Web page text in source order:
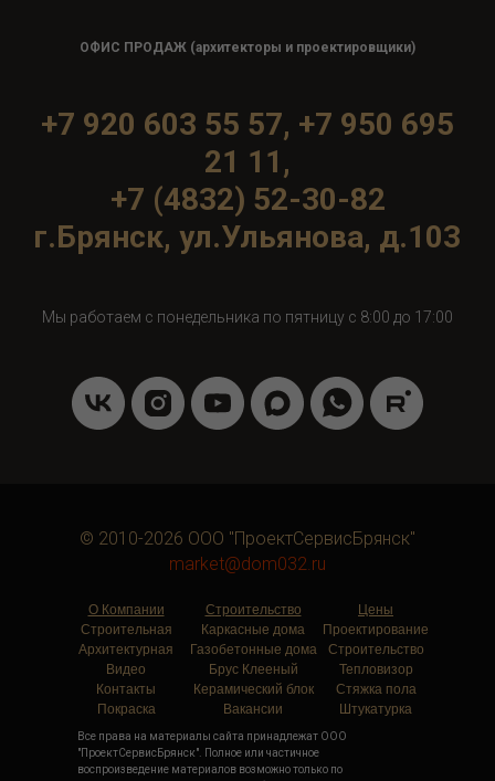
ОФИС ПРОДАЖ (архитекторы и проектировщики)
+7 920 603 55 57, +7 950 695
21 11 ,
+7 (4832) 52-30-82
г.Брянск, ул.Ульянова, д.103
Мы работаем с понедельника по пятницу с 8:00 до 17:00
© 2010-2026 ООО "ПроектСервисБрянск"
market@dom032.ru
О Компании
Строительная
Архитектурная
Видео
Контакты
Покраска
Строительство
Каркасные дома
Газобетонные дома
Брус Клееный
Керамический блок
Вакансии
Цены
Проектирование
Строительство
Тепловизор
Стяжка пола
Штукатурка
Все права на материалы сайта принадлежат ООО
"ПроектСервисБрянск". Полное или частичное
воспроизведение материалов возможно только по